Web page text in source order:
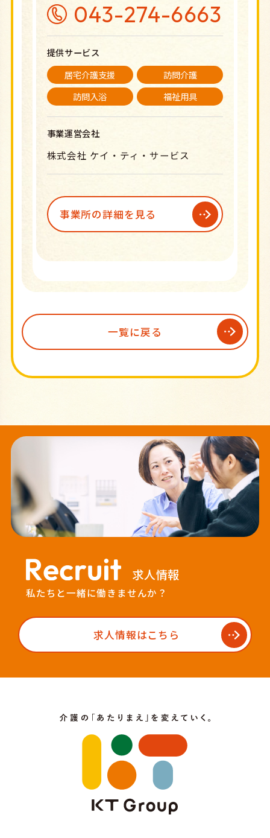
043-274-6663
提供サービス
居宅介護支援
訪問介護
訪問入浴
福祉用具
事業運営会社
株式会社 ケイ・ティ・サービス
事業所の詳細を見る
一覧に戻る
求人情報
私たちと一緒に働きませんか？
求人情報はこちら